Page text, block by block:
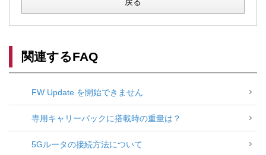
関連するFAQ
FW Update を開始できません
専用キャリーバックに搭載時の重量は？
5Gルータの接続方法について